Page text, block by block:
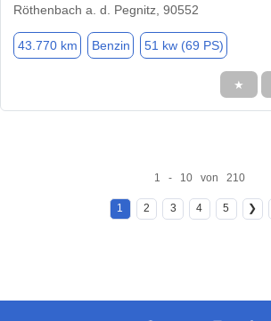
Röthenbach a. d. Pegnitz, 90552
43.770 km Benzin 51 kw (69 PS)
★
1 - 10 von 210
1 2 3 4 5 ❯